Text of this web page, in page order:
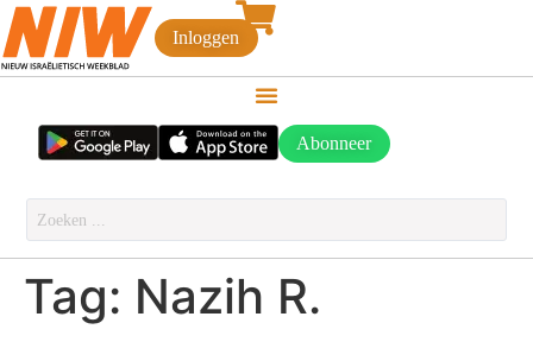
Inloggen
Abonneer
Tag: Nazih R.